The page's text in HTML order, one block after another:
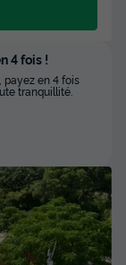
4 fois !
payez en 4 fois
tranquillité.